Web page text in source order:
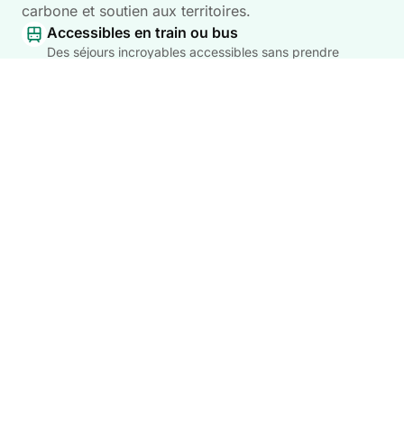
carbone et soutien aux territoires.
Accessibles en train ou bus
Des séjours incroyables accessibles sans prendre